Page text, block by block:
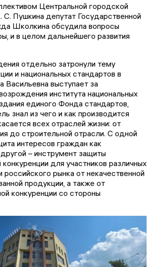
Центральной городской
С. Пушкина депутат Государственной
Школкина обсудила вопросы
и в целом дальнейшего развития
отдельно затронули тему
и национальных стандартов в
выступает за
института национальных
единого Фонда стандартов,
знал из чего и как производится
всех отраслей жизни: от
до строительной отрасли. С одной
интересов граждан как
– инструмент защиты
для участников различных
рынка от некачественной
продукции, а также от
конкуренции со стороны